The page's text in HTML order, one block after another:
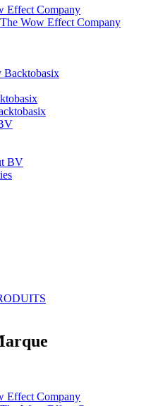
Effect Company
The Wow Effect Company
Backtobasix
BV
Effect Company